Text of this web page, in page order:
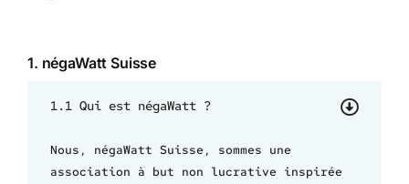
1. négaWatt Suisse
1.1 Qui est négaWatt ?
Nous, négaWatt Suisse, sommes une
association à but non lucrative inspirée